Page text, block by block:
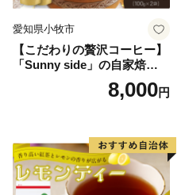
愛知県小牧市
【こだわりの贅沢コーヒー】
「Sunny side」の自家焙煎珈
琲こまきブレンド（200g）
8,000円